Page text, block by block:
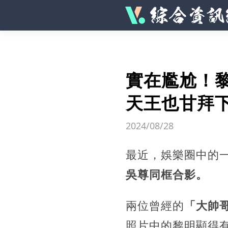
實在尷尬！
天王也甘拜
2024/08/28
最近，娛樂圈中的
吳尊同框合影。
兩位曾經的
「大帥